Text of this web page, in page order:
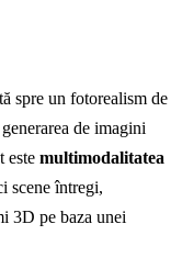
spre un fotorealism de
de imagini
este multimodalitatea
scene întregi,
3D pe baza unei